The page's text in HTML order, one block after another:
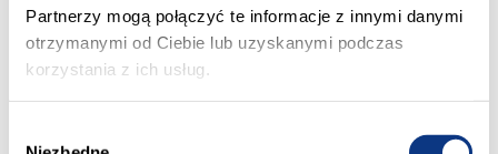
Partnerzy mogą połączyć te informacje z innymi danymi
otrzymanymi od Ciebie lub uzyskanymi podczas
korzystania z ich usług.
18 42,18
N2 18 35,48